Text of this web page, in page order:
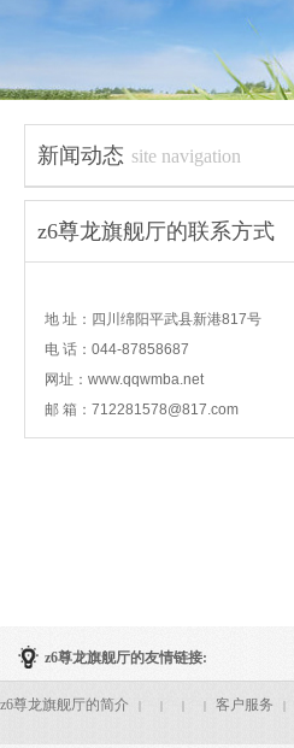
新闻动态 site navigation
z6尊龙旗舰厅的联系方式
地 址：四川绵阳平武县新港817号
电 话：044-87858687
网址：www.qqwmba.net
邮 箱： 712281578@817.com
z6尊龙旗舰厅的友情链接:
z6尊龙旗舰厅的简介 | | | | 客户服务 |